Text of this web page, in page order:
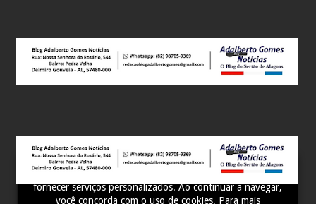
Este site utiliza cookies para melhorar sua experiência e
fornecer serviços personalizados. Ao continuar a navegar,
você concorda com o uso de cookies. Para mais